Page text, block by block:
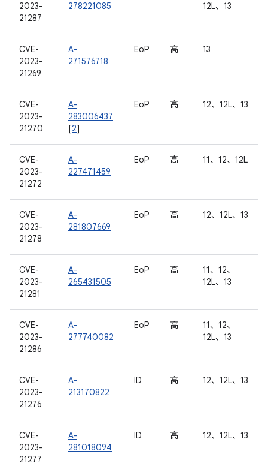
2023-
21287
278221085 12L、13
CVE-
2023-
21269
A-
271576718
EoP 高 13
CVE-
2023-
21270
A-
283006437
[2]
EoP 高 12、12L、13
CVE-
2023-
21272
A-
227471459
EoP 高 11、12、12L
CVE-
2023-
21278
A-
281807669
EoP 高 12、12L、13
CVE-
2023-
21281
A-
265431505
EoP 高
11、12、
12L、13
CVE-
2023-
21286
A-
277740082
EoP 高
11、12、
12L、13
CVE-
2023-
21276
A-
213170822
ID 高 12、12L、13
CVE-
2023-
21277
A-
281018094
ID 高 12、12L、13